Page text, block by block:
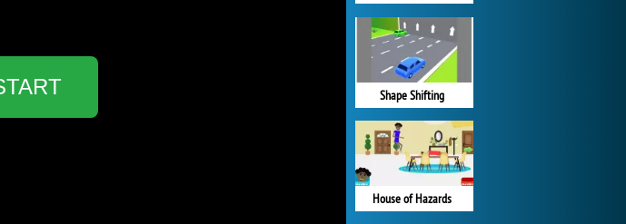
Shape Shifting
House of Hazards